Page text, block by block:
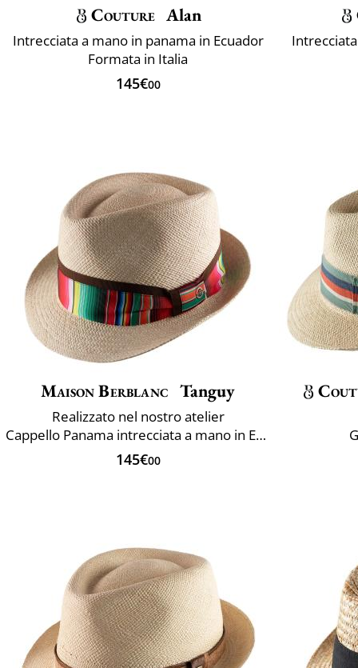
Couture Alan
Intrecciata a mano in panama in Ecuador
Formata in Italia
145€00
Maison Berblanc Tanguy
Realizzato nel nostro atelier
Cappello Panama intrecciata a mano in Ecuador
145€00